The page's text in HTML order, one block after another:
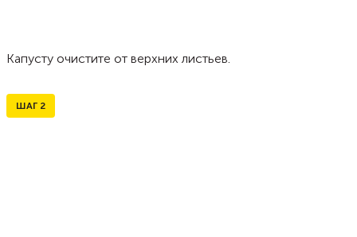
Капусту очистите от верхних листьев.
ШАГ 2